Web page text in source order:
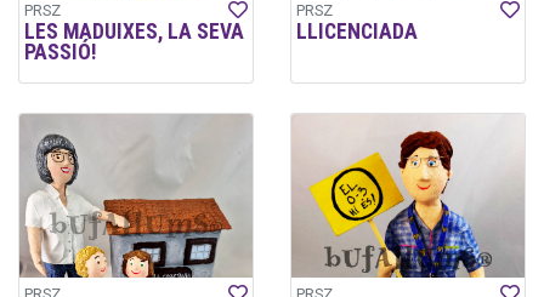
PRSZ
LES MADUIXES, LA SEVA
PASSIÓ!
PRSZ
LLICENCIADA